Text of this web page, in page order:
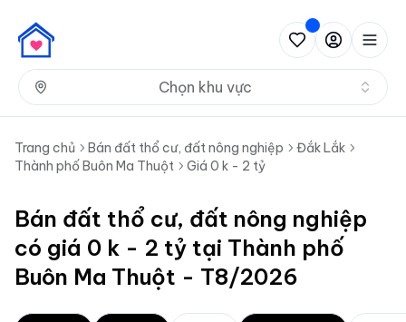
Chọn khu vực
Trang chủ Bán đất thổ cư, đất nông nghiệp
Đắk Lắk
Thành phố Buôn Ma Thuột
Giá 0 k - 2 tỷ
Bán đất thổ cư, đất nông nghiệp
có giá 0 k - 2 tỷ tại Thành phố
Buôn Ma Thuột - T8/2026